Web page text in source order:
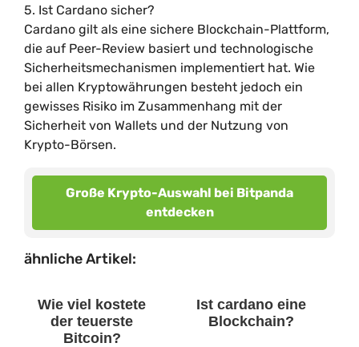
5. Ist Cardano sicher?
Cardano gilt als eine sichere Blockchain-Plattform,
die auf Peer-Review basiert und technologische
Sicherheitsmechanismen implementiert hat. Wie
bei allen Kryptowährungen besteht jedoch ein
gewisses Risiko im Zusammenhang mit der
Sicherheit von Wallets und der Nutzung von
Krypto-Börsen.
Große Krypto-Auswahl bei Bitpanda
entdecken
ähnliche Artikel:
Wie viel kostete
der teuerste
Bitcoin?
Ist cardano eine
Blockchain?